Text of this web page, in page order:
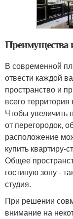
Преимущества
В современной
отвести каждой
пространство и
всего
Чтобы увеличить
от перегородок,
расположение
купить квартиру-
Общее
гостиную зону -
студия.
При решении
внимание на